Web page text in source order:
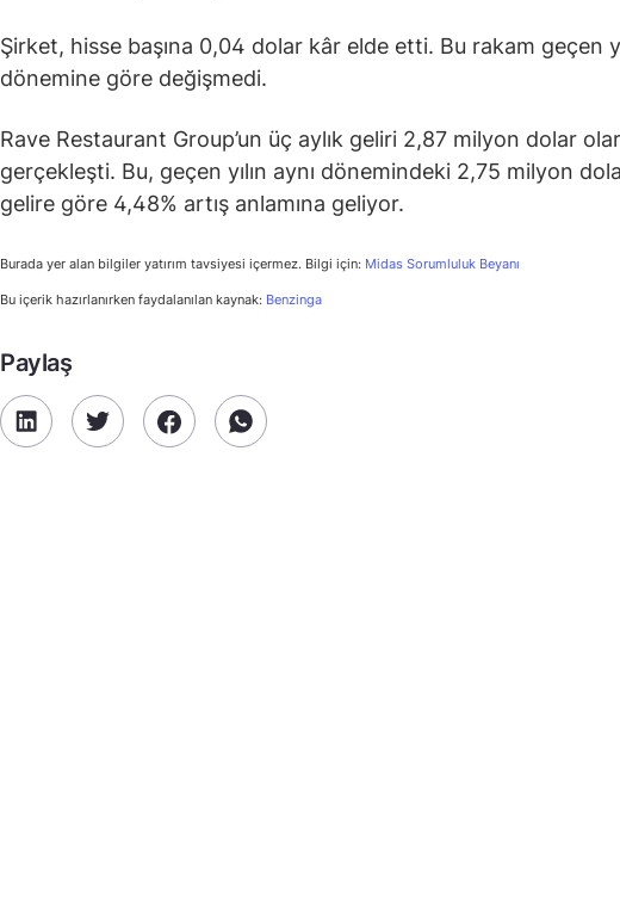
Şirket, hisse başına 0,04 dolar kâr elde etti. Bu rakam geçen
dönemine göre değişmedi.
Rave Restaurant Group’un üç aylık geliri 2,87 milyon dolar
gerçekleşti. Bu, geçen yılın aynı dönemindeki 2,75 milyon
gelire göre 4,48% artış anlamına geliyor.
Burada yer alan bilgiler yatırım tavsiyesi içermez. Bilgi için: Midas Sorumluluk Beyanı
Bu içerik hazırlanırken faydalanılan kaynak: Benzinga
Paylaş